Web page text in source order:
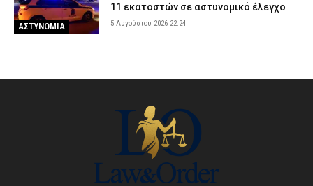
ΑΣΤΥΝΟΜΙΑ
11 εκατοστών σε αστυνομικό έλεγχο
5 Αυγούστου 2026 22:24